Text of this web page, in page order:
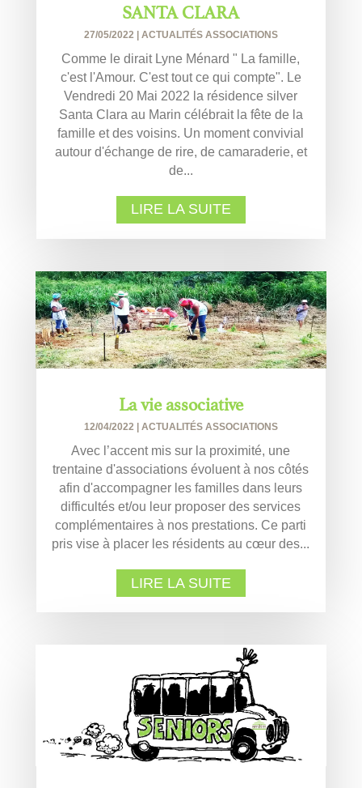
SANTA CLARA
27/05/2022 ACTUALITÉS ASSOCIATIONS
Comme le dirait Lyne Ménard " La famille,
c'est l'Amour. C'est tout ce qui compte". Le
Vendredi 20 Mai 2022 la résidence silver
Santa Clara au Marin célébrait la fête de la
famille et des voisins. Un moment convivial
autour d'échange de rire, de camaraderie, et
de...
LIRE LA SUITE
La vie associative
12/04/2022 ACTUALITÉS ASSOCIATIONS
Avec l’accent mis sur la proximité, une
trentaine d'associations évoluent à nos côtés
afin d'accompagner les familles dans leurs
difficultés et/ou leur proposer des services
complémentaires à nos prestations. Ce parti
pris vise à placer les résidents au cœur des...
LIRE LA SUITE